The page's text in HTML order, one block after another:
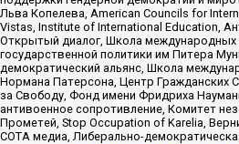
Льва Копелева, American Councils for
Vistas, Institute of International Education,
Открытый диалог, Школа международных
государственной политики им Питера
демократический альянс, Школа
Нормана Патерсона, Центр Гражданских
за Свободу, Фонд имени Фридриха
антивоенное сопротивление, Комитет
Прометей, Stop Occupation of Karelia,
СОТА медиа, Либерально-